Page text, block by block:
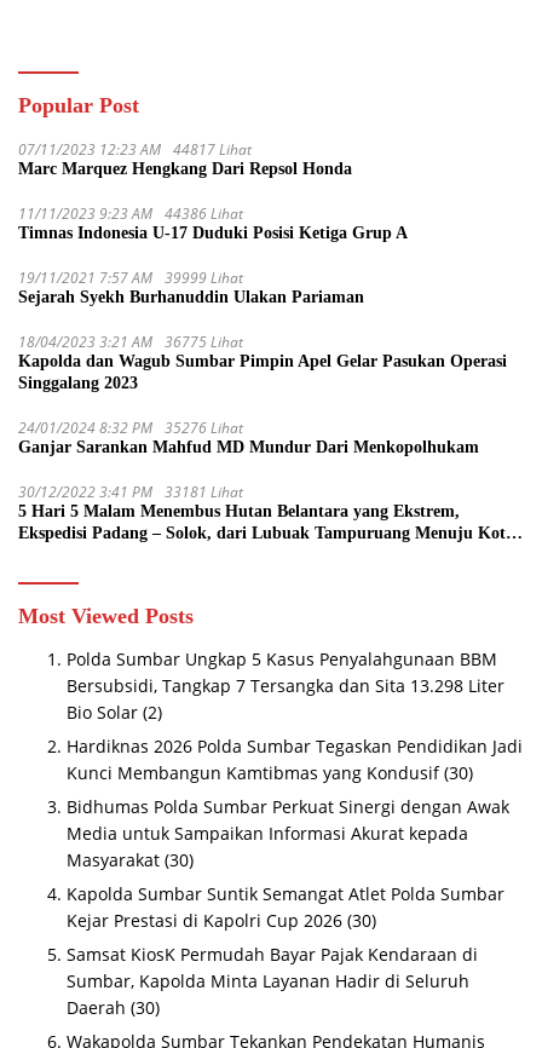
Popular Post
07/11/2023 12:23 AM 44817 Lihat
Marc Marquez Hengkang Dari Repsol Honda
11/11/2023 9:23 AM 44386 Lihat
Timnas Indonesia U-17 Duduki Posisi Ketiga Grup A
19/11/2021 7:57 AM 39999 Lihat
Sejarah Syekh Burhanuddin Ulakan Pariaman
18/04/2023 3:21 AM 36775 Lihat
Kapolda dan Wagub Sumbar Pimpin Apel Gelar Pasukan Operasi
Singgalang 2023
24/01/2024 8:32 PM 35276 Lihat
Ganjar Sarankan Mahfud MD Mundur Dari Menkopolhukam
30/12/2022 3:41 PM 33181 Lihat
5 Hari 5 Malam Menembus Hutan Belantara yang Ekstrem,
Ekspedisi Padang – Solok, dari Lubuak Tampuruang Menuju Koto
Most Viewed Posts
Polda Sumbar Ungkap 5 Kasus Penyalahgunaan BBM
Bersubsidi, Tangkap 7 Tersangka dan Sita 13.298 Liter
Bio Solar (2)
Hardiknas 2026 Polda Sumbar Tegaskan Pendidikan Jadi
Kunci Membangun Kamtibmas yang Kondusif (30)
Bidhumas Polda Sumbar Perkuat Sinergi dengan Awak
Media untuk Sampaikan Informasi Akurat kepada
Masyarakat (30)
Kapolda Sumbar Suntik Semangat Atlet Polda Sumbar
Kejar Prestasi di Kapolri Cup 2026 (30)
Samsat KiosK Permudah Bayar Pajak Kendaraan di
Sumbar, Kapolda Minta Layanan Hadir di Seluruh
Daerah (30)
Wakapolda Sumbar Tekankan Pendekatan Humanis